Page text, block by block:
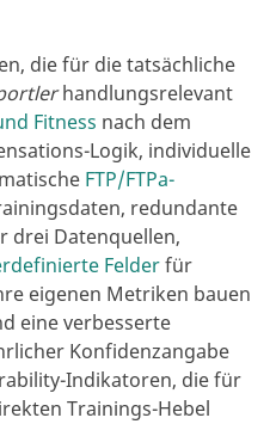
die für die tatsächliche
handlungsrelevant
Fitness nach dem
Logik, individuelle
FTP/FTPa-
redundante
drei Datenquellen,
Felderfür
eigenen Metriken bauen
eine verbesserte
Konfidenzangabe
Indikatoren, die für
Trainings-Hebel